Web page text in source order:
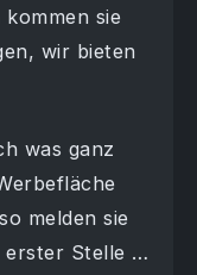
sie
wir bieten
was ganz
melden sie
erster Stelle …